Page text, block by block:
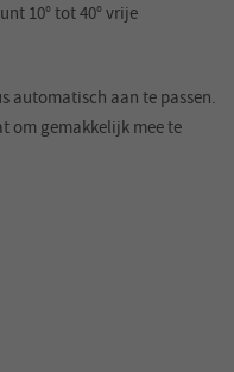
10° tot 40° vrije
automatisch aan te passen.
om gemakkelijk mee te